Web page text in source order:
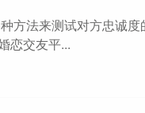
方法来测试对方忠诚度
恋交友平...